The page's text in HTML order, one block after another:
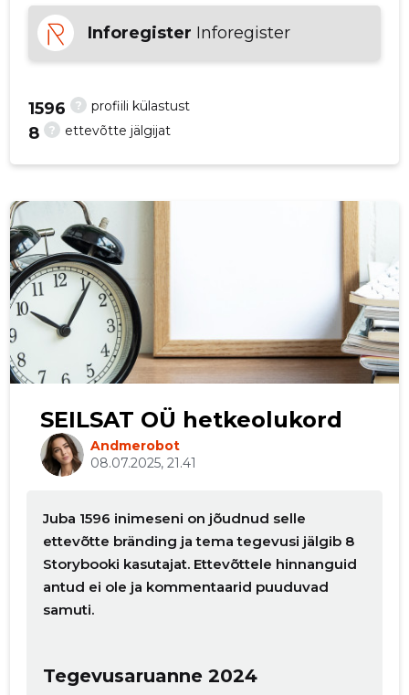
Inforegister Inforegister
? profiili külastust
1596
? ettevõtte jälgijat
8
SEILSAT OÜ hetkeolukord
Andmerobot
08.07.2025, 21.41
Juba 1596 inimeseni on jõudnud selle
ettevõtte bränding ja tema tegevusi jälgib 8
Storybooki kasutajat. Ettevõttele hinnanguid
antud ei ole ja kommentaarid puuduvad
samuti.
Tegevusaruanne 2024